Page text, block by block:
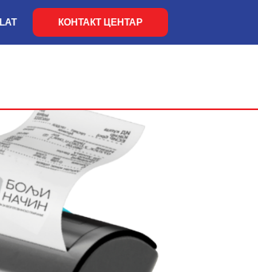
LAT КОНТАКТ ЦЕНТАР